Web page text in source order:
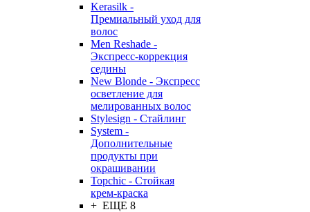
Kerasilk -
Премиальный уход для
волос
Men Reshade -
Экспресс-коррекция
седины
New Blonde - Экспресс
осветление для
мелированных волос
Stylesign - Стайлинг
System -
Дополнительные
продукты при
окрашивании
Topchic - Стойкая
крем-краска
+ ЕЩЕ 8